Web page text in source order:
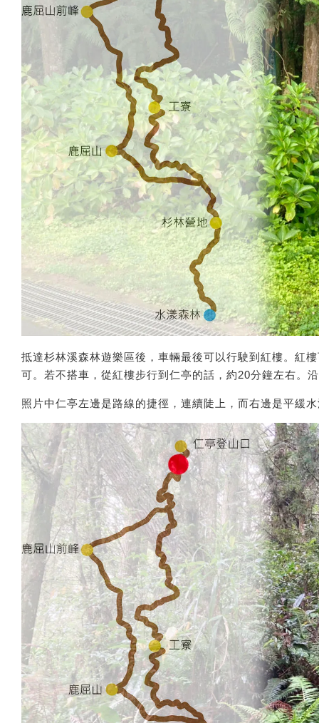
抵達杉林溪森林遊樂區後，車輛最後可以行駛到紅樓。紅
可。若不搭車，從紅樓步行到仁亭的話，約20分鐘左右。
照片中仁亭左邊是路線的捷徑，連續陡上，而右邊是平緩